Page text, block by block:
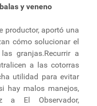
y veneno
productor, aportó una
cómo solucionar el
granjas.Recurrir a
a las cotorras
utilidad para evitar
hay malos manejos,
a El Observador,